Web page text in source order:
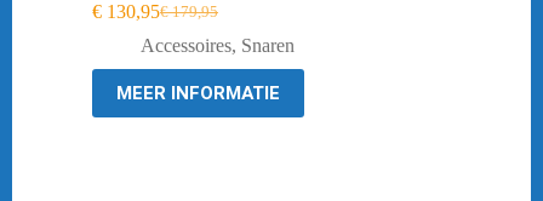
€179,95
Oorspronkelijke
prijs
was:
€ 179,95.
€ 130,95Huidige
prijs
is:
€ 130,95.
Accessoires, Snaren
MEER INFORMATIE